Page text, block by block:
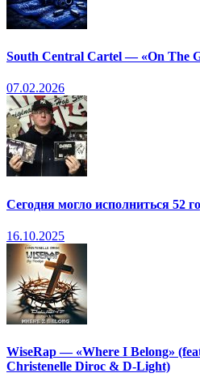
South Central Cartel — «On The
07.02.2026
Сегодня могло исполниться 52
16.10.2025
WiseRap — «Where I Belong»
Christenelle Diroc & D-Light)